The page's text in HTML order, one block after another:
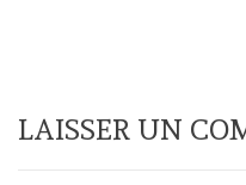
LAISSER UN